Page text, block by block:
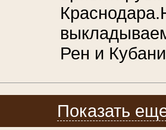
Рен и
Показать